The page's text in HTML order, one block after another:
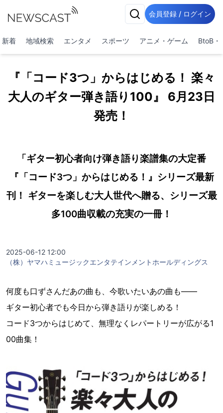
会員登録 / ログイン
新着 地域検索 エンタメ スポーツ アニメ・ゲーム BtoB・
『「コード3つ」からはじめる！ 楽々
大人のギター弾き語り100』 6月23日
発売！
「ギター初心者向け弾き語り楽譜集の大定番
『「コード3つ」からはじめる！』シリーズ最新
刊！ ギターを楽しむ大人世代へ贈る、シリーズ最
多100曲収載の充実の一冊！
2025-06-12 12:00
（株）ヤマハミュージックエンタテインメントホールディングス
何度も口ずさんだあの曲も、今歌いたいあの曲も――
ギター初心者でも今日から弾き語りが楽しめる！
コード3つからはじめて、無理なくレパートリーが広がる1
00曲集！